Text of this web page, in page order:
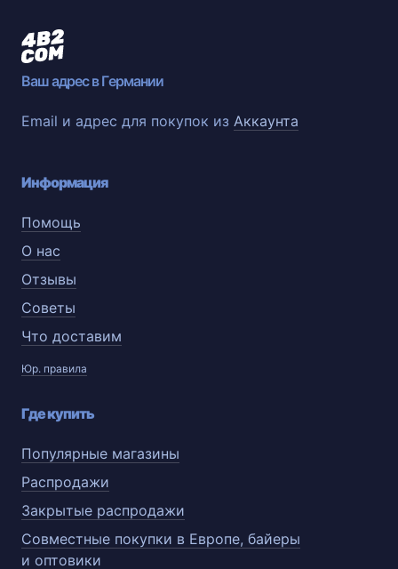
Ваш адрес в Германии
Email и адрес для покупок из Аккаунта
Информация
Помощь
О нас
Отзывы
Советы
Что доставим
Юр. правила
Где купить
Популярные магазины
Распродажи
Закрытые распродажи
Совместные покупки в Европе, байеры
и оптовики